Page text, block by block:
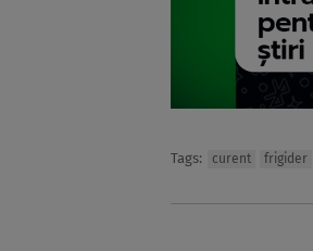
Tags: curent frigider